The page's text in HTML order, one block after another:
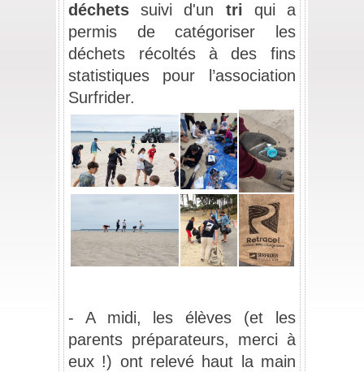
déchets suivi d'un tri qui a
permis de catégoriser les
déchets récoltés à des fins
statistiques pour l’association
Surfrider.
- A midi, les élèves (et les
parents préparateurs, merci à
eux !) ont relevé haut la main